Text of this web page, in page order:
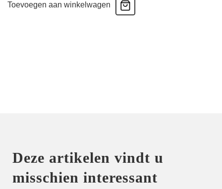
Bralette
Toevoegen aan winkelwagen
Deze artikelen vindt u
misschien interessant